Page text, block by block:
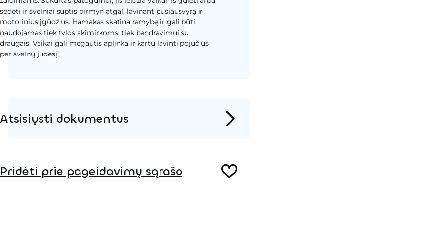
sėdėti ir švelniai suptis pirmyn atgal, lavinant pusiausvyrą ir
motorinius įgūdžius. Hamakas skatina ramybę ir gali būti
naudojamas tiek tylos akimirkoms, tiek bendravimui su
draugais. Vaikai gali mėgautis aplinka ir kartu lavinti pojūčius
per švelnų judesį.
Atsisiųsti dokumentus
Pridėti prie pageidavimų sąrašo